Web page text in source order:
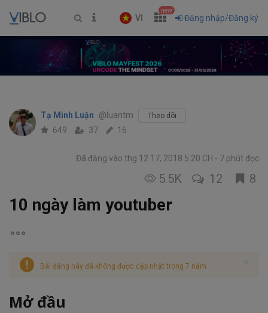
VI
new
Đăng nhập/Đăng ký
Tạ Minh Luận @luantm Theo dõi
649 37 16
Đã đăng vào thg 12 17, 2018 5:20 CH 7 phút đọc
5.5K 12 8
10 ngày làm youtuber
Bài đăng này đã không được cập nhật trong 7 năm
Mở đầu